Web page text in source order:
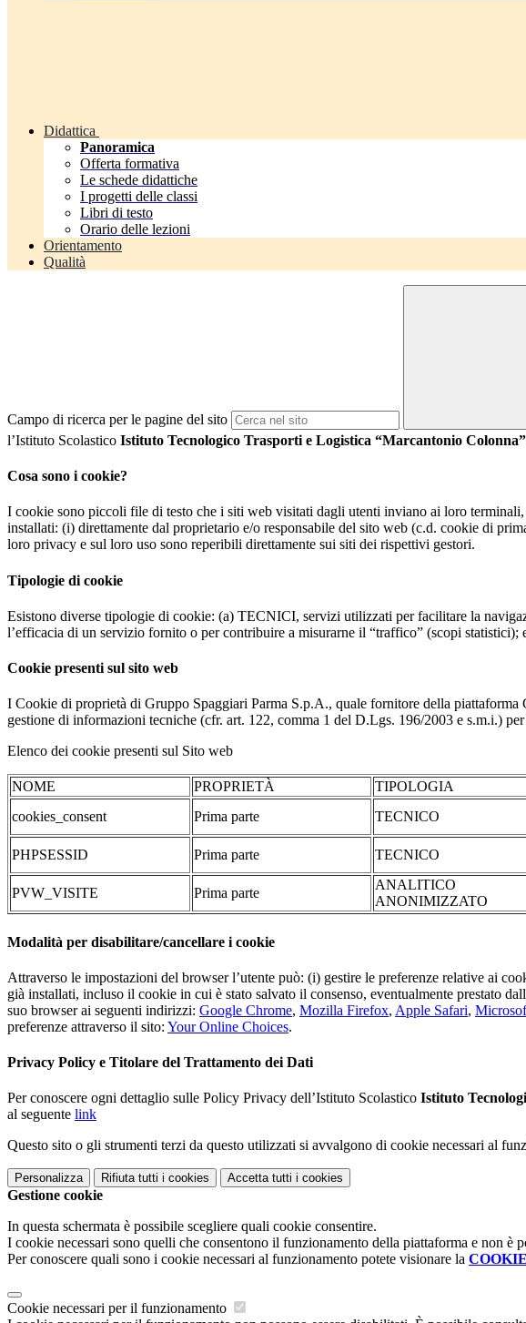
Didattica
Panoramica
Offerta formativa
Le schede didattiche
I progetti delle classi
Libri di testo
Orario delle lezioni
Orientamento
Qualità
Campo di ricerca per le pagine del sito
l’Istituto Scolastico Istituto Tecnologico Trasporti e Logistica “Marcantonio Colonna”
Cosa sono i cookie?
I cookie sono piccoli file di testo che i siti web visitati dagli utenti inviano ai loro terminali,
installati: (i) direttamente dal proprietario e/o responsabile del sito web (c.d. cookie di
loro privacy e sul loro uso sono reperibili direttamente sui siti dei rispettivi gestori.
Tipologie di cookie
Esistono diverse tipologie di cookie: (a) TECNICI, servizi utilizzati per facilitare la
l’efficacia di un servizio fornito o per contribuire a misurarne il “traffico” (scopi statistici);
Cookie presenti sul sito web
I Cookie di proprietà di Gruppo Spaggiari Parma S.p.A., quale fornitore della
gestione di informazioni tecniche (cfr. art. 122, comma 1 del D.Lgs. 196/2003 e s.m.i.)
Elenco dei cookie presenti sul Sito web
NOME PROPRIETÀ TIPOLOGIA
cookies_consent
Prima parte TECNICO
PHPSESSID Prima parte TECNICO
PVW_VISITE Prima parte
ANALITICO
ANONIMIZZATO
Modalità per disabilitare/cancellare i cookie
Attraverso le impostazioni del browser l’utente può: (i) gestire le preferenze relative ai
già installati, incluso il cookie in cui è stato salvato il consenso, eventualmente prestato
suo browser ai seguenti indirizzi: Google Chrome, Mozilla Firefox, Apple Safari,
preferenze attraverso il sito: Your Online Choices.
Privacy Policy e Titolare del Trattamento dei Dati
Per conoscere ogni dettaglio sulle Policy Privacy dell’Istituto Scolastico Istituto
al seguente link
Questo sito o gli strumenti terzi da questo utilizzati si avvalgono di cookie necessari al
Personalizza Rifiuta tutti i cookies Accetta tutti i cookies
Gestione cookie
In questa schermata è possibile scegliere quali cookie consentire.
I cookie necessari sono quelli che consentono il funzionamento della piattaforma e non è
Per conoscere quali sono i cookie necessari al funzionamento potete visionare la
Cookie necessari per il funzionamento